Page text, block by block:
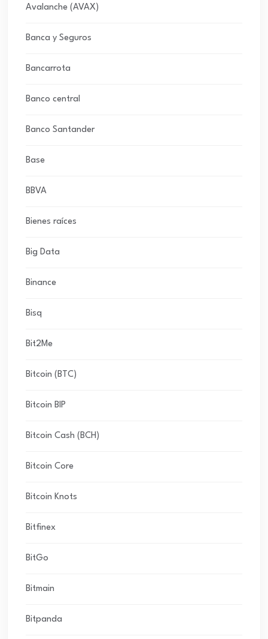
Avalanche (AVAX)
Banca y Seguros
Bancarrota
Banco central
Banco Santander
Base
BBVA
Bienes raíces
Big Data
Binance
Bisq
Bit2Me
Bitcoin (BTC)
Bitcoin BIP
Bitcoin Cash (BCH)
Bitcoin Core
Bitcoin Knots
Bitfinex
BitGo
Bitmain
Bitpanda